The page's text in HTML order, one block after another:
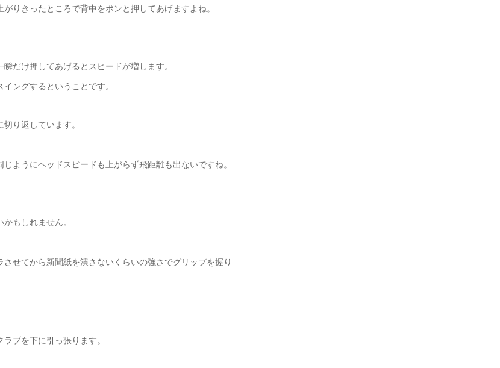
りきったところで背中をポンと押してあげますよね。
だけ押してあげるとスピードが増します。
ングするということです。
り返しています。
ようにヘッドスピードも上がらず飛距離も出ないですね。
もしれません。
せてから新聞紙を潰さないくらいの強さでグリップを握り
ブを下に引っ張ります。